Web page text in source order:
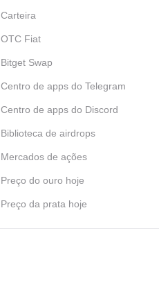
Carteira
OTC Fiat
Bitget Swap
Centro de apps do Telegram
Centro de apps do Discord
Biblioteca de airdrops
Mercados de ações
Preço do ouro hoje
Preço da prata hoje